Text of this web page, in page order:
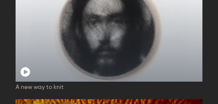
A new way to knit